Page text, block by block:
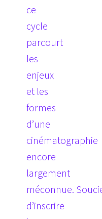
ce
cycle
parcourt
les
enjeux
et les
formes
d’une
cinématographie
encore
largement
méconnue.
d’inscrire